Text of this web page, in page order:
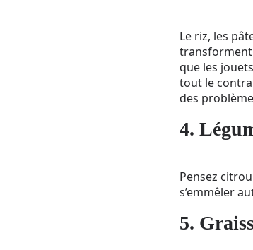
Le riz, les
transforment
que les
tout le
des
4.
Pensez
s’emmêler
5.